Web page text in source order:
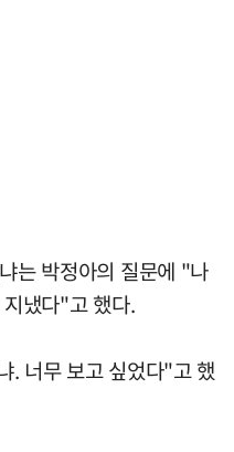
는 박정아의 질문에 "나
냈다"고 했다.
. 너무 보고 싶었다"고 했